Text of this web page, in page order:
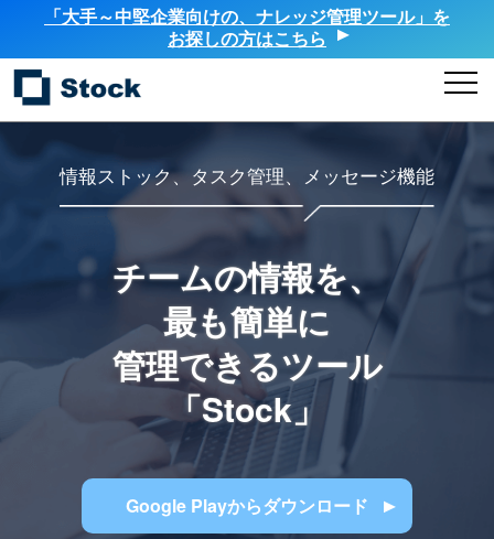
「大手～中堅企業向けの、ナレッジ管理ツール」を
お探しの方はこちら
情報ストック、タスク管理、メッセージ機能
チームの情報を、
最も簡単に
管理できるツール
「Stock」
Google Playからダウンロード